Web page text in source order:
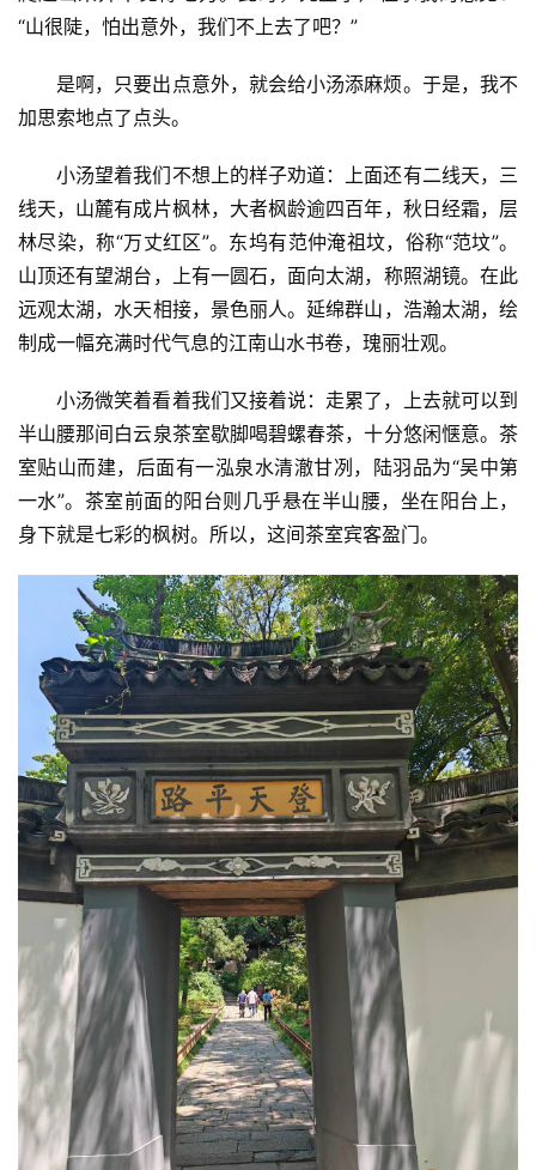
“山很陡，怕出意外，我们不上去了吧？”
是啊，只要出点意外，就会给小汤添麻烦。于是，我不
加思索地点了点头。
小汤望着我们不想上的样子劝道：上面还有二线天，三
线天，山麓有成片枫林，大者枫龄逾四百年，秋日经霜，层
林尽染，称“万丈红区”。东坞有范仲淹祖坟，俗称“范坟”。
山顶还有望湖台，上有一圆石，面向太湖，称照湖镜。在此
远观太湖，水天相接，景色丽人。延绵群山，浩瀚太湖，绘
制成一幅充满时代气息的江南山水书卷，瑰丽壮观。
小汤微笑着看着我们又接着说：走累了，上去就可以到
半山腰那间白云泉茶室歇脚喝碧螺春茶，十分悠闲惬意。茶
室贴山而建，后面有一泓泉水清澈甘冽，陆羽品为“吴中第
一水”。茶室前面的阳台则几乎悬在半山腰，坐在阳台上，
身下就是七彩的枫树。所以，这间茶室宾客盈门。